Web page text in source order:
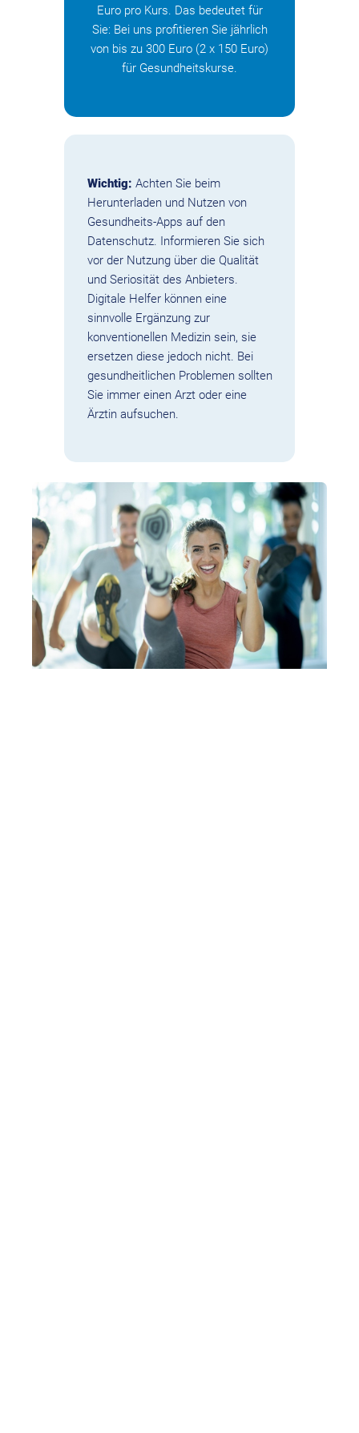
Euro pro Kurs. Das bedeutet für
Sie: Bei uns profitieren Sie jährlich
von bis zu 300 Euro (2 x 150 Euro)
für Gesundheitskurse.
Wichtig: Achten Sie beim
Herunterladen und Nutzen von
Gesundheits-Apps auf den
Datenschutz. Informieren Sie sich
vor der Nutzung über die Qualität
und Seriosität des Anbieters.
Digitale Helfer können eine
sinnvolle Ergänzung zur
konventionellen Medizin sein, sie
ersetzen diese jedoch nicht. Bei
gesundheitlichen Problemen sollten
Sie immer einen Arzt oder eine
Ärztin aufsuchen.